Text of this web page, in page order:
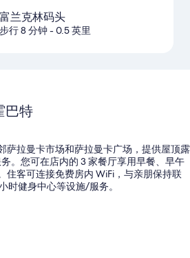
富兰克林码头
步行 8 分钟- 0.5 英里
巴特
萨拉曼卡市场和萨拉曼卡广场，提供屋顶露
。您可在店内的 3 家餐厅享用早餐、早午
住客可连接免费房内 WiFi，与亲朋保持联
时健身中心等设施/服务。
务服务